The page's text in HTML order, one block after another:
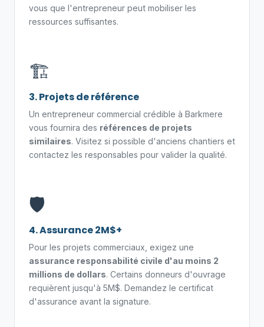
vous que l'entrepreneur peut mobiliser les
ressources suffisantes.
🏗️
3. Projets de référence
Un entrepreneur commercial crédible à Barkmere
vous fournira des références de projets
similaires. Visitez si possible d'anciens chantiers et
contactez les responsables pour valider la qualité.
🛡️
4. Assurance 2M$+
Pour les projets commerciaux, exigez une
assurance responsabilité civile d'au moins 2
millions de dollars. Certains donneurs d'ouvrage
requièrent jusqu'à 5M$. Demandez le certificat
d'assurance avant la signature.